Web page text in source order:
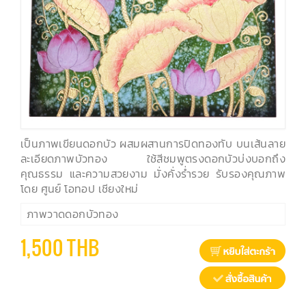
เป็นภาพเขียนดอกบัว ผสมผสานการปิดทองทับ บนเส้นลาย
ละเอียดภาพบัวทอง ใช้สีชมพูตรงดอกบัวบ่งบอกถึง
คุณธรรม และความสวยงาม มั่งคั่งร่ำรวย รับรองคุณภาพ
โดย ศูนย์ โอทอป เชียงใหม่
ภาพวาดดอกบัวทอง
1,500 THB